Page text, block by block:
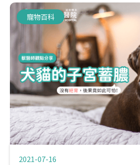
叢、或家裡是否曾看過老鼠出沒)
做好中暑預防！
寵物百科
2021-07-16